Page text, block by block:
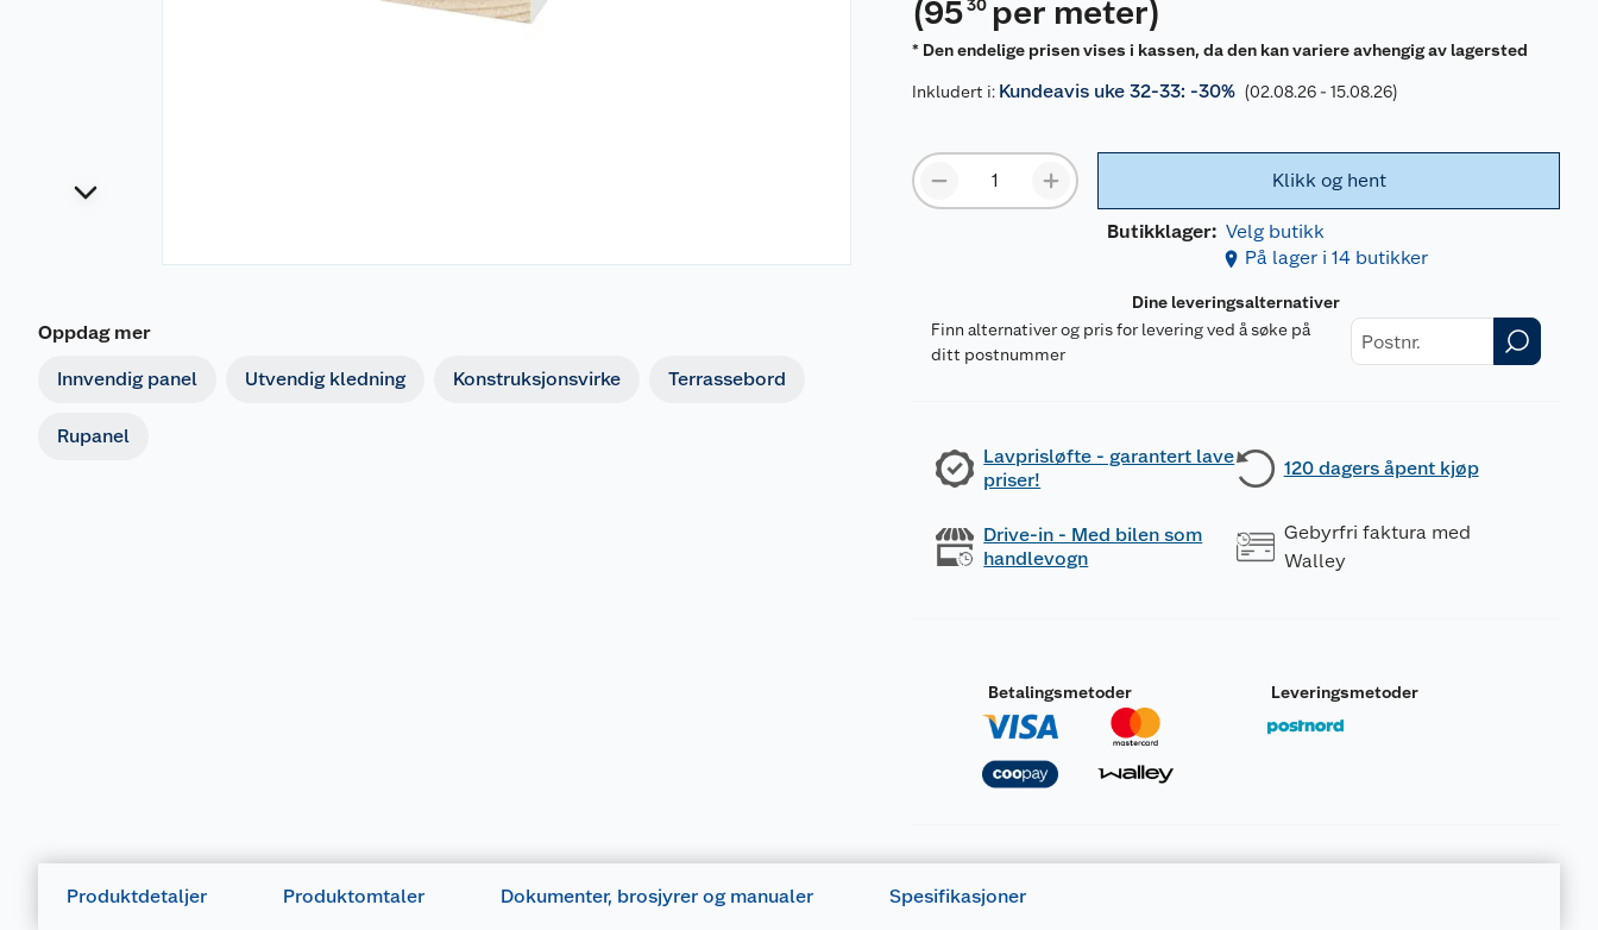
Oppdag mer
Innvendig panel Utvendig kledning Konstruksjonsvirke Terrassebord
Rupanel
(9530 per meter)
* Den endelige prisen vises i kassen, da den kan variere avhengig av lagersted
Inkludert i: Kundeavis uke 32-33: -30% (02.08.26 - 15.08.26)
Klikk og hent
Butikklager: Velg butikk
På lager i 14 butikker
Dine leveringsalternativer
Finn alternativer og pris for levering ved å søke på
ditt postnummer
Lavprisløfte - garantert lave
priser!
120 dagers åpent kjøp
Drive-in - Med bilen som
handlevogn
Gebyrfri faktura med
Walley
Betalingsmetoder Leveringsmetoder
Produktdetaljer Produktomtaler Dokumenter, brosjyrer og manualer Spesifikasjoner